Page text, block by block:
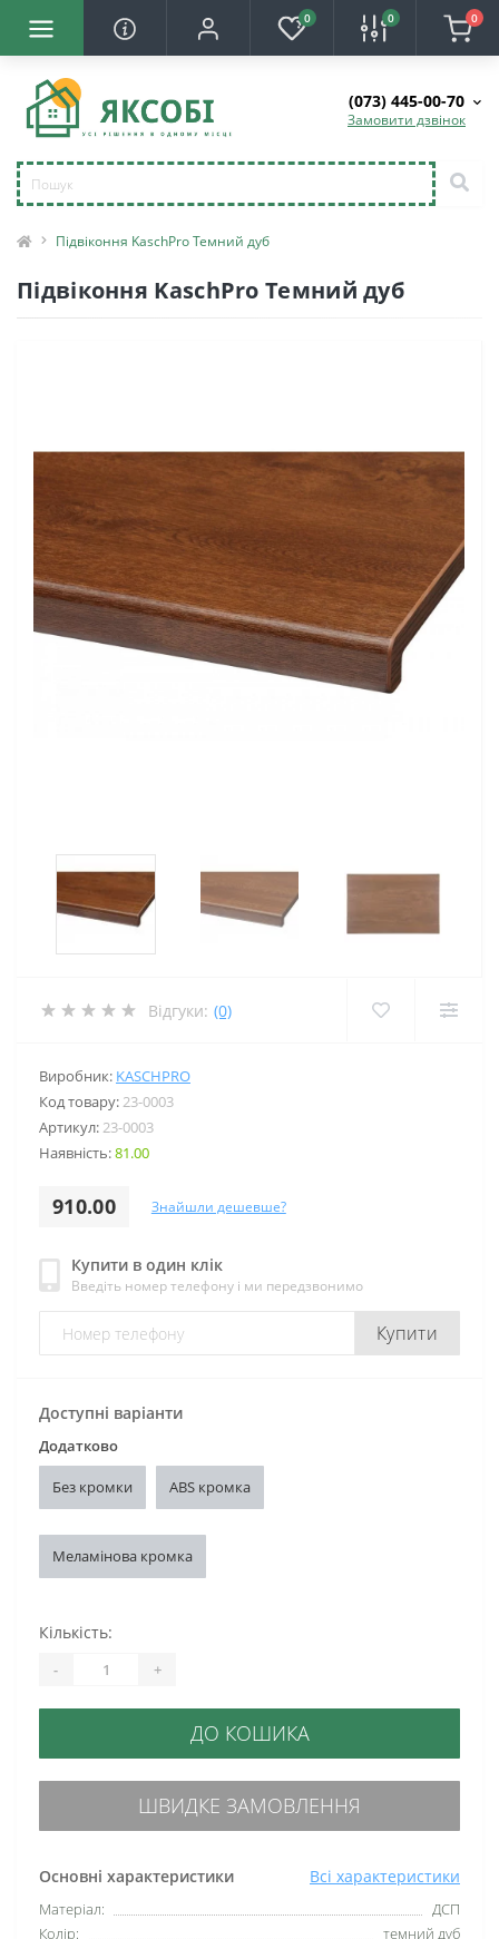
0 0 0
(073) 445-00-70
Замовити дзвінок
Підвіконня KaschPro Темний дуб
Підвіконня KaschPro Темний дуб
Відгуки: (0)
Виробник: KASCHPRO
Код товару:23-0003
Артикул:23-0003
Наявність:81.00
910.00 Знайшли дешевше?
Купити в один клік
Введіть номер телефону і ми передзвонимо
Купити
Основні характеристики Всі характеристики
Матеріал:
ДСП
Колір:
темний дуб
Доступні варіанти
Додатково
Без кромки ABS кромка
Меламінова кромка
Кількість:
- +
ДО КОШИКА
ШВИДКЕ ЗАМОВЛЕННЯ